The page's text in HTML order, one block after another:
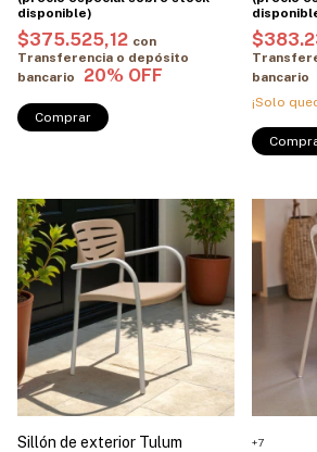
$375.525,12 con
Transferencia o depósito
bancario
Comprar
bancario
¡Solo
Sillón de exterior Tulum +7